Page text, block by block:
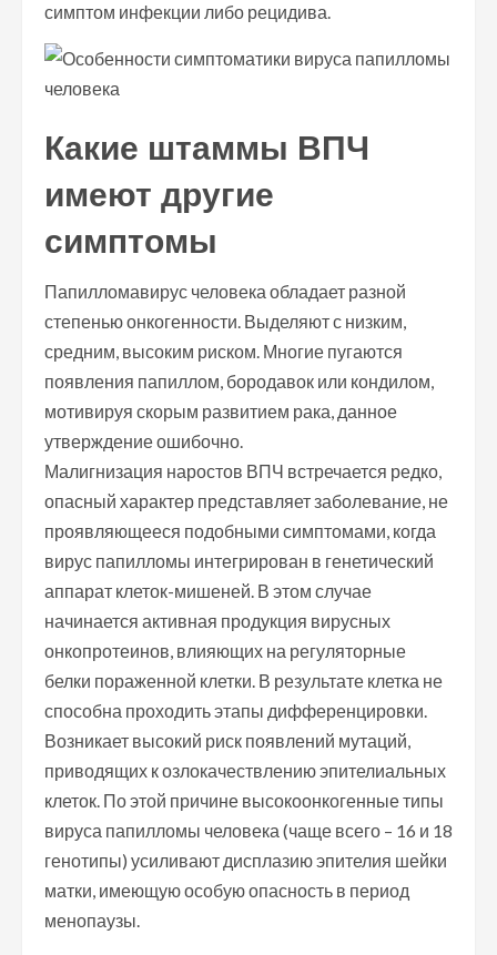
симптом инфекции либо рецидива.
Какие штаммы ВПЧ
имеют другие
симптомы
Папилломавирус человека обладает разной
степенью онкогенности. Выделяют с низким,
средним, высоким риском. Многие пугаются
появления папиллом, бородавок или кондилом,
мотивируя скорым развитием рака, данное
утверждение ошибочно.
Малигнизация наростов ВПЧ встречается редко,
опасный характер представляет заболевание, не
проявляющееся подобными симптомами, когда
вирус папилломы интегрирован в генетический
аппарат клеток-мишеней. В этом случае
начинается активная продукция вирусных
онкопротеинов, влияющих на регуляторные
белки пораженной клетки. В результате клетка не
способна проходить этапы дифференцировки.
Возникает высокий риск появлений мутаций,
приводящих к озлокачествлению эпителиальных
клеток. По этой причине высокоонкогенные типы
вируса папилломы человека (чаще всего – 16 и 18
генотипы) усиливают дисплазию эпителия шейки
матки, имеющую особую опасность в период
менопаузы.